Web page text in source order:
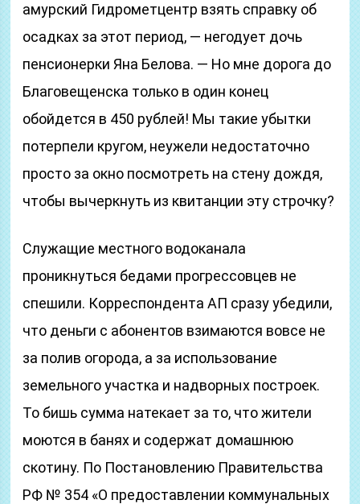
амурский Гидрометцентр взять справку об
осадках за этот период, — негодует дочь
пенсионерки Яна Белова. — Но мне дорога до
Благовещенска только в один конец
обойдется в 450 рублей! Мы такие убытки
потерпели кругом, неужели недостаточно
просто за окно посмотреть на стену дождя,
чтобы вычеркнуть из квитанции эту строчку?
Служащие местного водоканала
проникнуться бедами прогрессовцев не
спешили. Корреспондента АП сразу убедили,
что деньги с абонентов взимаются вовсе не
за полив огорода, а за использование
земельного участка и надворных построек.
То бишь сумма натекает за то, что жители
моются в банях и содержат домашнюю
скотину. По Постановлению Правительства
РФ № 354 «О предоставлении коммунальных